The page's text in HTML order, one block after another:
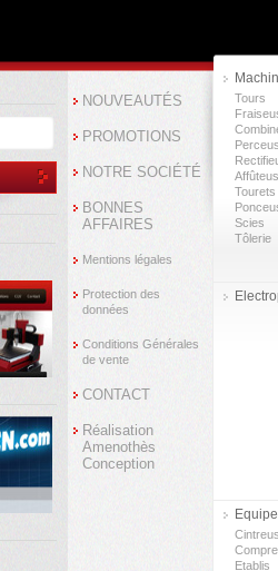
NOUVEAUTÉS
PROMOTIONS
NOTRE SOCIÉTÉ
BONNES
AFFAIRES
Mentions légales
Protection des
données
Conditions Générales
de vente
CONTACT
Réalisation
Amenothès
Conception
Tours
Tourets
Scies
Tôlerie
Etablis